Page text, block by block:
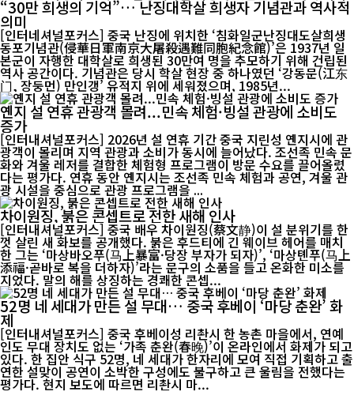
“30만 희생의 기억”… 난징대학살 희생자 기념관과 역사적
의미
[인터네셔널포커스] 중국 난징에 위치한 ‘침화일군난징대도살희생
동포기념관(侵華日軍南京大屠殺遇難同胞紀念館)’은 1937년 일
본군이 자행한 대학살로 희생된 30만여 명을 추모하기 위해 건립된
역사 공간이다. 기념관은 당시 학살 현장 중 하나였던 ‘강동문(江东
门, 장둥먼) 만인갱’ 유적지 위에 세워졌으며, 1985년...
옌지 설 연휴 관광객 몰려...민속 체험·빙설 관광에 소비도
증가
[인터내셔널포커스] 2026년 설 연휴 기간 중국 지린성 옌지시에 관
광객이 몰리며 지역 관광과 소비가 동시에 늘어났다. 조선족 민속 문
화와 겨울 레저를 결합한 체험형 프로그램이 방문 수요를 끌어올렸
다는 평가다. 연휴 동안 옌지시는 조선족 민속 체험과 공연, 겨울 관
광 시설을 중심으로 관광 프로그램을 ...
차이원징, 붉은 콘셉트로 전한 새해 인사
[인터내셔널포커스] 중국 배우 차이원징(蔡文静)이 설 분위기를 한
껏 살린 새 화보를 공개했다. 붉은 후드티에 긴 웨이브 헤어를 매치
한 그는 ‘마상바오푸(马上暴富·당장 부자가 되자)’, ‘마상톈푸(马上
添福·곧바로 복을 더하자)’라는 문구의 소품을 들고 온화한 미소를
지었다. 말의 해를 상징하는 경쾌한 콘셉...
52명 네 세대가 만든 설 무대… 중국 후베이 ‘마당 춘완’ 화
제
[인터내셔널포커스] 중국 후베이성 리촨시 한 농촌 마을에서, 연예
인도 무대 장치도 없는 ‘가족 춘완(春晚)’이 온라인에서 화제가 되고
있다. 한 집안 식구 52명, 네 세대가 한자리에 모여 직접 기획하고 출
연한 설맞이 공연이 소박한 구성에도 불구하고 큰 울림을 전했다는
평가다. 현지 보도에 따르면 리촨시 마...